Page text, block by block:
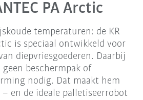
PA Arctic
temperaturen: de KR
is speciaal ontwikkeld voor
diepvriesgoederen. Daarbij
beschermpak of
nodig. Dat maakt hem
en de ideale palletiseerrobot